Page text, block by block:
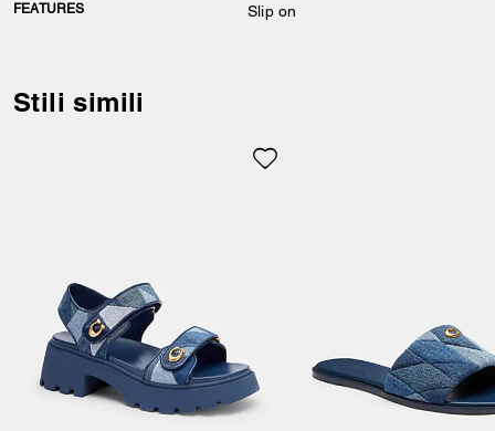
FEATURES Slip on
Stili simili